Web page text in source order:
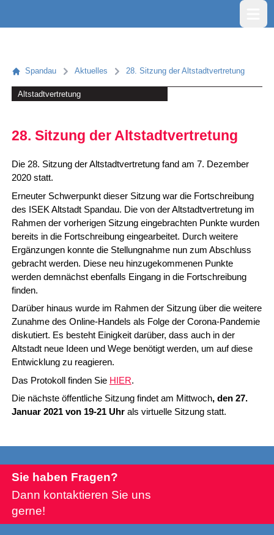
Spandau Aktuelles 28. Sitzung der Altstadtvertretung
Altstadtvertretung
28. Sitzung der Altstadtvertretung
Die 28. Sitzung der Altstadtvertretung fand am 7. Dezember
2020 statt.
Erneuter Schwerpunkt dieser Sitzung war die Fortschreibung
des ISEK Altstadt Spandau. Die von der Altstadtvertretung im
Rahmen der vorherigen Sitzung eingebrachten Punkte wurden
bereits in die Fortschreibung eingearbeitet. Durch weitere
Ergänzungen konnte die Stellungnahme nun zum Abschluss
gebracht werden. Diese neu hinzugekommenen Punkte
werden demnächst ebenfalls Eingang in die Fortschreibung
finden.
Darüber hinaus wurde im Rahmen der Sitzung über die weitere
Zunahme des Online-Handels als Folge der Corona-Pandemie
diskutiert. Es besteht Einigkeit darüber, dass auch in der
Altstadt neue Ideen und Wege benötigt werden, um auf diese
Entwicklung zu reagieren.
Das Protokoll finden Sie HIER.
Die nächste öffentliche Sitzung findet am Mittwoch, den 27.
Januar 2021 von 19-21 Uhr als virtuelle Sitzung statt.
Sie haben Fragen?
Dann kontaktieren Sie uns
gerne!